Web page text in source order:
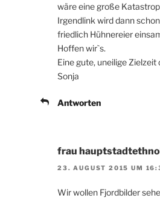
wäre eine große
Irgendlink wird dann
friedlich Hühnereier
Hoffen wir`s.
Eine gute, uneilige
Sonja
Antworten
frau
23. AUGUST 2015 UM
Wir wollen Fjordbilder